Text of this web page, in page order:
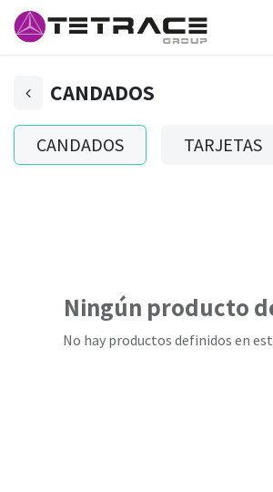
CANDADOS
CANDADOS TARJETAS
Ningún producto
No hay productos definidos en